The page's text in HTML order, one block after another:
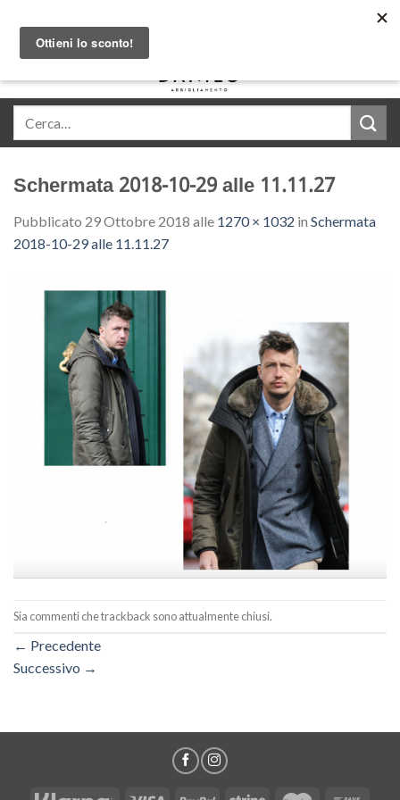
content
Schermata 2018-10-29 alle 11.11.27
Pubblicato 29 Ottobre 2018 alle 1270 × 1032 in Schermata
2018-10-29 alle 11.11.27
Sia commenti che trackback sono attualmente chiusi.
← Precedente
Successivo →